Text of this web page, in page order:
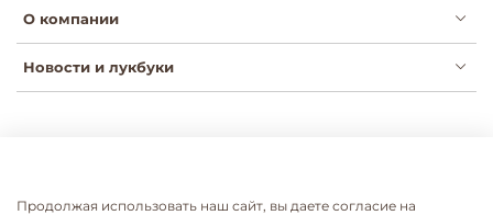
О компании
Новости и лукбуки
Продолжая использовать наш сайт, вы даете согласие на